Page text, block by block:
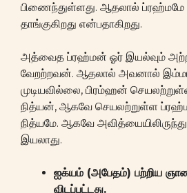
பிணைந்துள்ளது. ஆதலால்
தாங்குகிறது என்பதாகிறது.
அத்வைத ப்ரஹ்மன் ஓர் இயல்வும்
வேறற்றவன். ஆதலால் அவனால்
முடியவில்லை, பிரம்ஹன்
நித்யன், ஆகவே செயலற்றுள்ள
நித்யமே. ஆகவே அவித்யையிலிருந்து
இயலாது.
ஐக்யம் (அபேதம்) பற்றிய
விடப்பட்டது.